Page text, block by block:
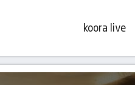
koora live